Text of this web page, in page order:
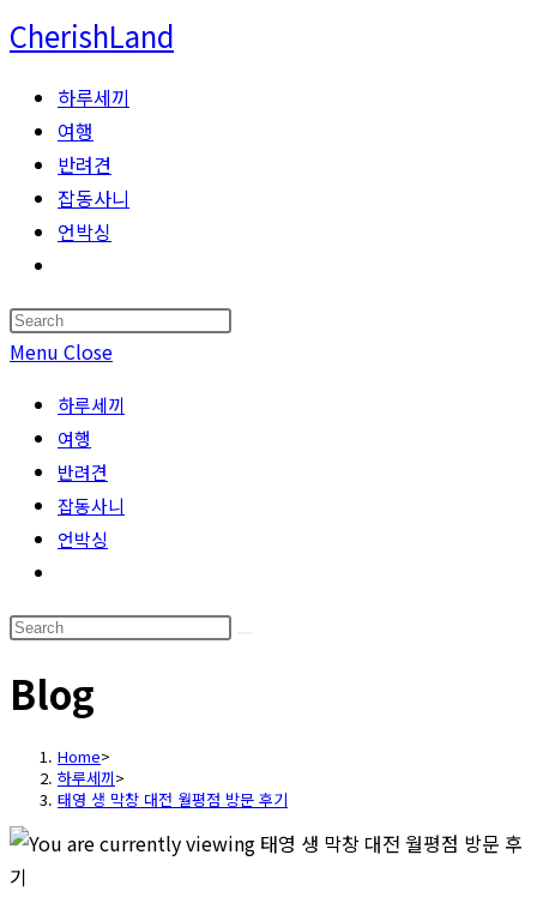
Skip
to
content
CherishLand
하루세끼
여행
반려견
잡동사니
언박싱
search
Press
Menu Close
하루세끼
여행
반려견
잡동사니
언박싱
search
Search
website
Blog
Home>
하루세끼>
태영 생 막창 대전 월평점 방문 후기